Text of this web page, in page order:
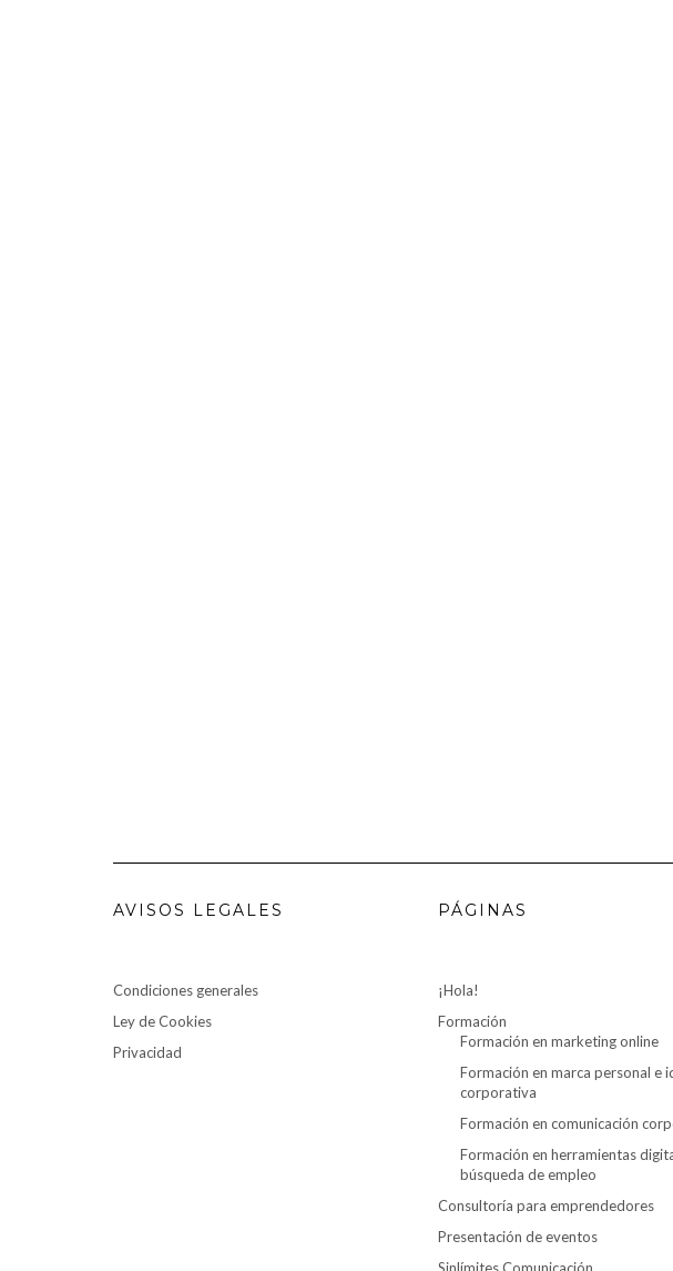
AVISOS LEGALES
Condiciones generales
Ley de Cookies
Privacidad
PÁGINAS
¡Hola!
Formación
Formación en marketing online
Formación en marca personal e
corporativa
Formación en comunicación
Formación en herramientas
búsqueda de empleo
Consultoría para emprendedores
Presentación de eventos